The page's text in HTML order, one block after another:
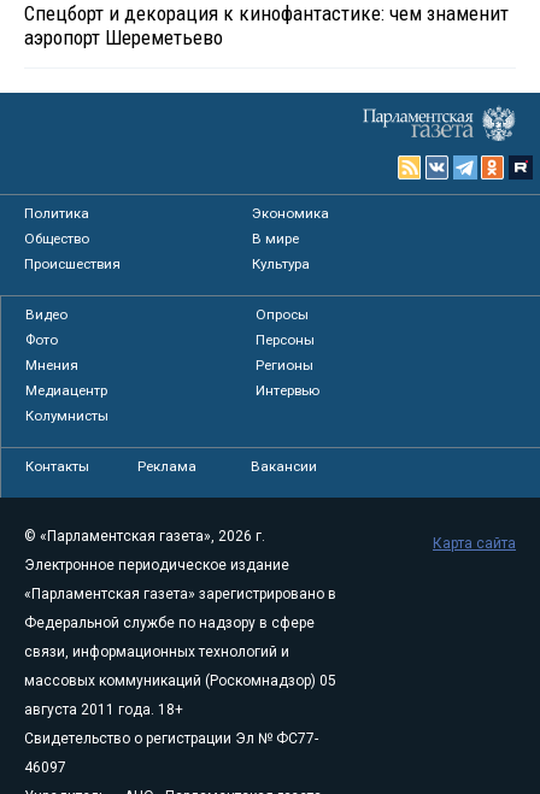
Спецборт и декорация к кинофантастике: чем знаменит
аэропорт Шереметьево
Политика
Экономика
Общество
В мире
Происшествия
Культура
Видео
Опросы
Фото
Персоны
Мнения
Регионы
Медиацентр
Интервью
Колумнисты
Контакты Реклама Вакансии
© «Парламентская газета», 2026 г.
Электронное периодическое издание
«Парламентская газета» зарегистрировано в
Федеральной службе по надзору в сфере
связи, информационных технологий и
массовых коммуникаций (Роскомнадзор) 05
августа 2011 года. 18+
Свидетельство о регистрации Эл № ФС77-
46097
Карта сайта